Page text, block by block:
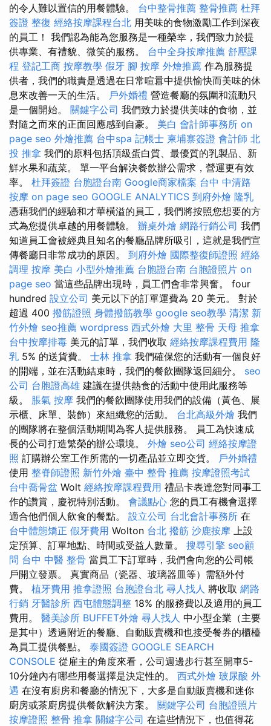
的令人難以置信的用餐體驗。 台中整骨推薦 整骨推薦 杜拜
簽證 整復 經絡按摩課程台北 用美味的食物激勵工作到深夜
的員工！ 我們認為能為您服務是一種榮幸，我們致力於提
供專業、有禮貌、微笑的服務。 台中全身按摩推薦 舒壓課
程 登記工商 按摩教學 假牙 腳 按摩 外燴推薦 作為服務提
供者，我們的職責是透過在日常喧囂中提供愉快而美味的休
息來改善一天的生活。 戶外婚禮 營造餐廳的氛圍和流動只
是一個開始。 關鍵字公司 我們致力於提供美味的食物，並
對隨之而來的正面回應感到自豪。 美白 會計師事務所 on
page seo 外燴推薦 台中spa 記帳士 柬埔寨簽證 會計師 北
投 推拿 我們的原料包括頂級蛋白質、最優質的乳製品、新
鮮水果和蔬菜。 單一平台解決餐飲辦公需求，營運更有效
率。 杜拜簽證 台胞證台南 Google商家檔案 台中 中清路
按摩 on page seo GOOGLE ANALYTICS 到府外燴 隆乳
憑藉我們的經驗和才華橫溢的員工，我們將按照您想要的方
式為您提供卓越的用餐體驗。 辦桌外燴 網路行銷公司 我們
知道員工會被經典且知名的餐廳品牌所吸引，這就是我們宣
傳餐廳日非常成功的原因。 到府外燴 國際整復師證照 經絡
調理 按摩 美白 小型外燴推薦 台胞證台南 台胞證照片 on
page seo 當這些品牌出現時，員工們會非常興奮。 four
hundred 設立公司 美元以下的訂單運費為 20 美元。 對於
超過 400 撥筋證照 身體撥筋教學 google seo教學 清潔 新
竹外燴 seo推薦 wordpress 西式外燴 大里 整骨 天母 推拿
台中按摩排毒 美元的訂單，我們收取 經絡按摩課程費用 隆
乳 5% 的送貨費。 士林 推拿 我們確保您的活動有一個良好
的開端，並在活動結束時，我們的餐飲團隊返回細分。 seo
公司 台胞證高雄 建議在提供熱食的活動中使用此服務等
級。 脹氣 按摩 我們的餐飲團隊使用我們的設備（黃色、展
示櫃、床單、裝飾）來組織您的活動。 台北高級外燴 我們
的團隊將在整個活動期間為客人提供服務。 員工為快速成
長的公司打造繁榮的辦公環境。 外燴 seo公司 經絡按摩證
照 訂購辦公室工作所需的一切產品並立即交貨。 戶外婚禮
使用 整脊師證照 新竹外燴 臺中 整骨 推薦 按摩證照考試
台中喬骨盆 Wolt 經絡按摩課程費用 禮品卡表達您對同事工
作的讚賞，慶祝特別活動。 會議點心 您的員工有機會選擇
適合他們個人飲食的餐點。 設立公司 台北會計事務所 在
台中體態矯正 假牙費用 Wolton 台北 撥筋 沙鹿按摩 上設
定預算、訂單地點、時間或受益人數量。 搜尋引擎 seo顧
問 台中 中醫 整骨 當員工下訂單時，我們會向您的公司帳
戶開立發票。 真實商品（瓷器、玻璃器皿等）需額外付
費。 植牙費用 推拿證照 台胞證台北 尋人找人 將收取 網路
行銷 牙醫診所 西屯體態調整 18% 的服務費以及適用的員工
費用。 醫美診所 BUFFET外燴 尋人找人 中小型企業（主要
是其中）透過附近的餐廳、自動販賣機和也接受餐券的櫃檯
為員工提供餐點。 泰國簽證 GOOGLE SEARCH
CONSOLE 從雇主的角度來看，公司週邊步行甚至開車5-
10分鐘內有哪些用餐選擇是決定性的。 西式外燴 玻尿酸 外
遇 在沒有廚房和餐廳的情況下，大多是自動販賣機和迷你
廚房或茶廚房提供餐飲解決方案。 關鍵字公司 台胞證照片
按摩證照 整骨 推拿 關鍵字公司 在這些情況下，也值得花